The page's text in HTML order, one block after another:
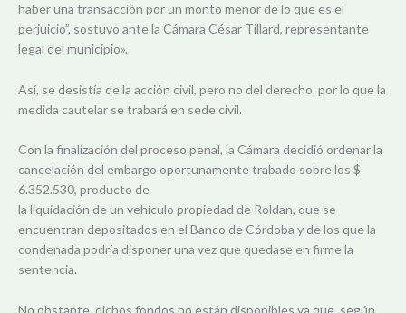
haber una transacción por un monto menor de lo que es el
perjuicio”, sostuvo ante la Cámara César Tillard, representante
legal del municipio».
Así, se desistía de la acción civil, pero no del derecho, por lo que la
medida cautelar se trabará en sede civil.
Con la finalización del proceso penal, la Cámara decidió ordenar la
cancelación del embargo oportunamente trabado sobre los $
6.352.530, producto de
la liquidación de un vehículo propiedad de Roldan, que se
encuentran depositados en el Banco de Córdoba y de los que la
condenada podría disponer una vez que quedase en firme la
sentencia.
No obstante, dichos fondos no están disponibles ya que, según